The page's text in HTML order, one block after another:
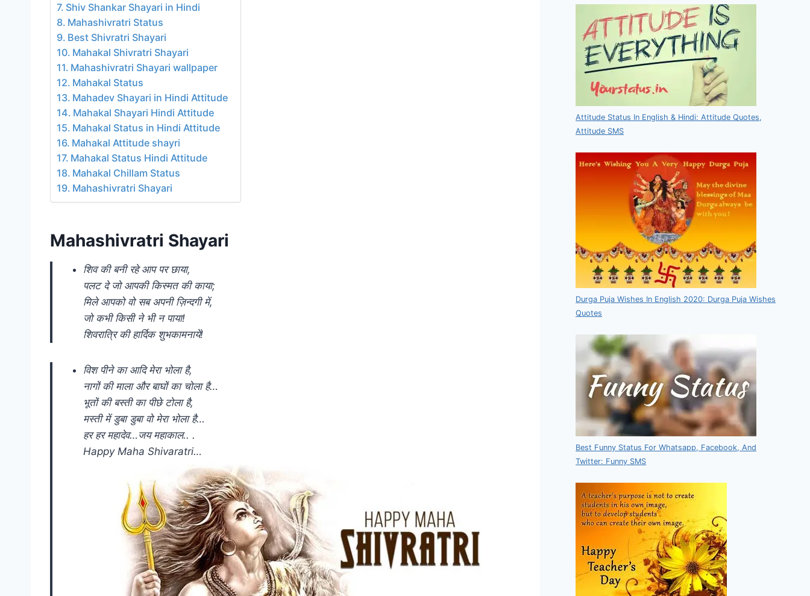
Shiv Shankar Shayari in Hindi
Mahashivratri Status
Best Shivratri Shayari
Mahakal Shivratri Shayari
Mahashivratri Shayari wallpaper
Mahakal Status
Mahadev Shayari in Hindi Attitude
Mahakal Shayari Hindi Attitude
Mahakal Status in Hindi Attitude
Mahakal Attitude shayri
Mahakal Status Hindi Attitude
Mahakal Chillam Status
Mahashivratri Shayari
Mahashivratri Shayari
शिव की बनी रहे आप पर छाया,
पलट दे जो आपकी किस्मत की काया;
मिले आपको वो सब अपनी ज़िन्दगी में,
जो कभी किसी ने भी न पाया!
शिवरात्रि की हार्दिक शुभकामनायें!
विश पीने का आदि मेरा भोला है,
नागों की माला और बाघों का चोला है…
भूतों की बस्ती का पीछे टोला है,
मस्ती में डुबा डुबा वो मेरा भोला है…
हर हर महादेव…जय महाकाल.. .
Happy Maha Shivaratri…
Attitude Status In English & Hindi: Attitude Quotes,
Attitude SMS
Durga Puja Wishes In English 2020: Durga Puja Wishes
Quotes
Best Funny Status For Whatsapp, Facebook, And
Twitter: Funny SMS